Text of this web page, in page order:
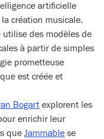
artificielle
création musicale.
utilise des modèles de
à partir de simples
prometteuse
est créée et
Bogart explorent les
enrichir leur
que Jammable se